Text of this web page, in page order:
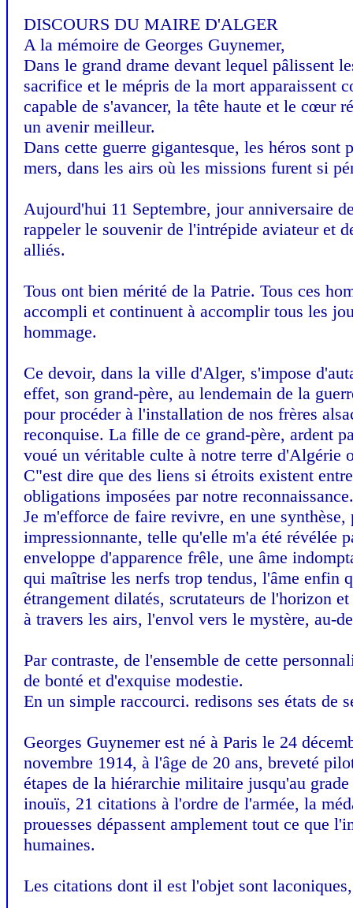
DISCOURS DU MAIRE D'ALGER
A la mémoire de Georges Guynemer,
Dans le grand drame devant lequel pâlissent
sacrifice et le mépris de la mort apparaissent
capable de s'avancer, la tête haute et le cœur
un avenir meilleur.
Dans cette guerre gigantesque, les héros sont
mers, dans les airs où les missions furent si
Aujourd'hui 11 Septembre, jour anniversaire
rappeler le souvenir de l'intrépide aviateur et
alliés.
Tous ont bien mérité de la Patrie. Tous ces
accompli et continuent à accomplir tous les
hommage.
Ce devoir, dans la ville d'Alger, s'impose
effet, son grand-père, au lendemain de la
pour procéder à l'installation de nos frères
reconquise. La fille de ce grand-père, ardent
voué un véritable culte à notre terre d'Algérie
C"est dire que des liens si étroits existent
obligations imposées par notre
Je m'efforce de faire revivre, en une
impressionnante, telle qu'elle m'a été révélée
enveloppe d'apparence frêle, une âme
qui maîtrise les nerfs trop tendus, l'âme enfin
étrangement dilatés, scrutateurs de l'horizon
à travers les airs, l'envol vers le mystère, au-
Par contraste, de l'ensemble de cette
de bonté et d'exquise modestie.
En un simple raccourci. redisons ses états
Georges Guynemer est né à Paris le 24
novembre 1914, à l'âge de 20 ans, breveté
étapes de la hiérarchie militaire jusqu'au
inouïs, 21 citations à l'ordre de l'armée, la
prouesses dépassent amplement tout ce que
humaines.
Les citations dont il est l'objet sont